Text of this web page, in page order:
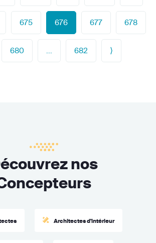
675 676 677 678
680 ... 682 ⟩
nos
Architectes d'intérieur